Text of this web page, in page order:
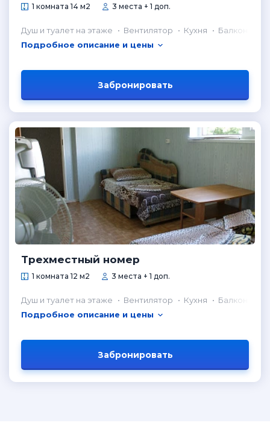
1 комната 14 м2 3 места + 1 доп.
Душ и туалет на этаже Вентилятор Кухня
Балкон
Подробное описание и цены
Забронировать
Трехместный номер
1 комната 12 м2 3 места + 1 доп.
Душ и туалет на этаже Вентилятор Кухня
Балкон
Подробное описание и цены
Забронировать